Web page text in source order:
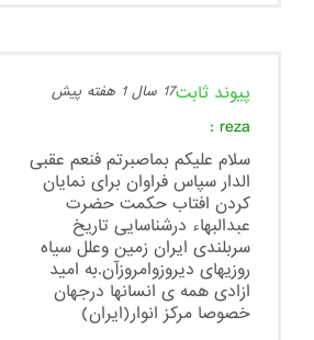
پیوند ثابت17 سال 1 هفته پیش
reza
:
سلام علیکم بماصبرتم فنعم عقبی
الدار سپاس فراوان برای نمایان
کردن افتاب حکمت حضرت
عبدالبهاء درشناسایی تاریخ
سربلندی ایران زمین وعلل سیاه
روزیهای دیروزوامروزآن.به امید
ازادی همه ی انسانها درجهان
خصوصا مرکز انوار(ایران)